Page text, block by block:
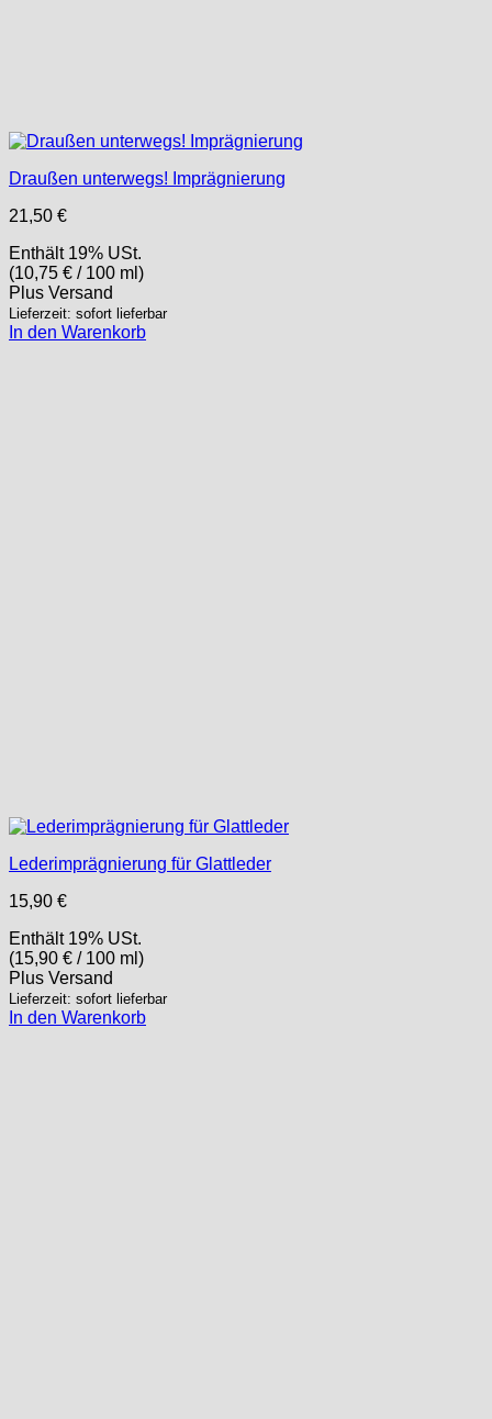
Draußen unterwegs! Imprägnierung
21,50 €
Enthält 19% USt.
(10,75 € / 100 ml)
Plus Versand
Lieferzeit: sofort lieferbar
In den Warenkorb
Lederimprägnierung für Glattleder
15,90 €
Enthält 19% USt.
(15,90 € / 100 ml)
Plus Versand
Lieferzeit: sofort lieferbar
In den Warenkorb